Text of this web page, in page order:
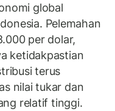
global
Pelemahan
per dolar,
ketidakpastian
terus
nilai tukar dan
relatif tinggi.